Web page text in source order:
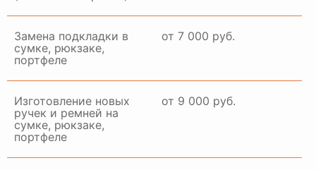
Замена подкладки в
сумке, рюкзаке,
портфеле
от 7 000 руб.
Изготовление новых
ручек и ремней на
сумке, рюкзаке,
портфеле
от 9 000 руб.